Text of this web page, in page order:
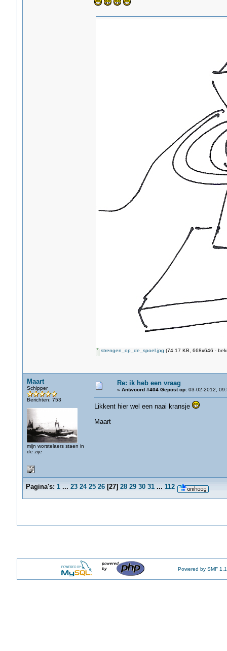
strengen_op_de_spoel.jpg (74.17 KB, 668x646 -
Maart
Schipper
Berichten: 753
mijn worstelaers staen in
de zije
Re: ik heb een vraag
« Antwoord #404 Gepost op:03-02-2012,
Likkent hier wel een naai kransje
Maart
Pagina's: 1 ... 23 24 25 26[27] 28 29 30 31 ... 112
Powered by SMF